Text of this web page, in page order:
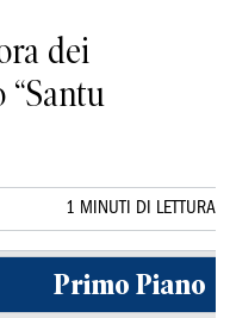
dei
1 MINUTI DI LETTURA
Primo Piano